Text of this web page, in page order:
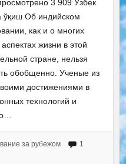
3 909 Ўзбек
ўқиш Об индийском
как и о многих
аспектах жизни в этой
стране, нельзя
обобщенно. Ученые из
достижениями в
технологий и
за рубежом
1